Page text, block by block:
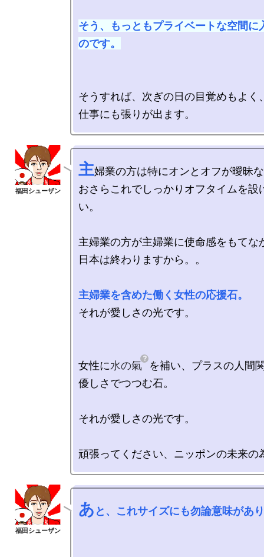
そう、もっともプライベートな空間に
のです。
そうすれば、次ぎの日の目覚めもよく
主婦業の方は特にオンとオフが曖昧
おさらこれでしっかりオフタイムを設
い。
主婦業の方が主婦業に使命感をもてな
日本は終わりますから。。
主婦業を含めた働く女性の応援石。
それが愛しさの光です。
女性に水の氣
を補い、プラスの人間
優しさでつつむ石。
それが愛しさの光です。
あ と、これサイズにも勿論意味があ